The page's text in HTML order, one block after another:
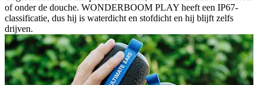
of onder de douche. WONDERBOOM PLAY heeft een IP67-
classificatie, dus hij is waterdicht en stofdicht en hij blijft zelfs
drijven.